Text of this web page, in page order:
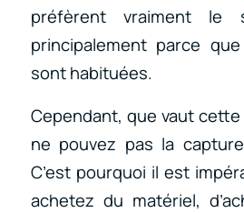
préfèrent vraiment le
principalement parce
sont habituées.
Cependant, que vaut
ne pouvez pas la
C’est pourquoi il est
achetez du matériel,